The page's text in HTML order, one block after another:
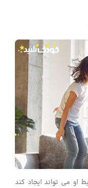
او می تواند ایجاد کند